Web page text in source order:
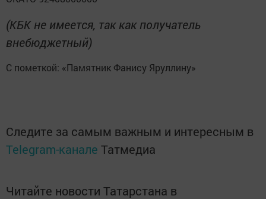
(КБК не имеется, так как получатель
внебюджетный)
С пометкой: «Памятник Фанису Яруллину»
Следите за самым важным и интересным в
Telegram-канале Татмедиа
Читайте новости Татарстана в